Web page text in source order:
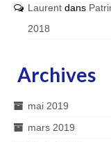
Laurent dans
2018
Archives
mai 2019
mars 2019